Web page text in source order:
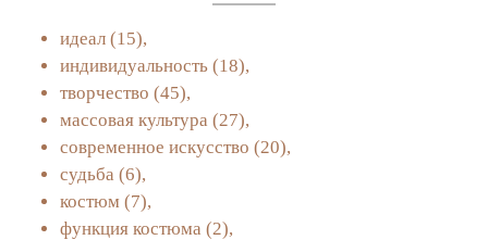
идеал (15),
индивидуальность (18),
творчество (45),
массовая культура (27),
современное искусство (20),
судьба (6),
костюм (7),
функция костюма (2),